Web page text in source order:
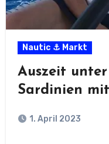
Nautic ⚓ Markt
Auszeit unter
Sardinien
1. April 2023